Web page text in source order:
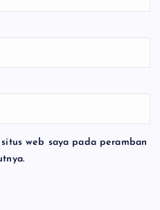
web saya pada peramban